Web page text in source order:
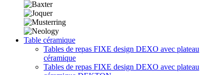
Table céramique
Tables de repas FIXE design DEXO avec plateau
céramique
Tables de repas FIXE design DEXO avec plateau